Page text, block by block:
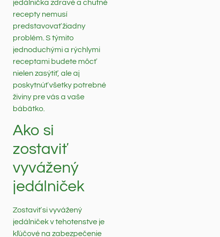
jedálnička zdravé a chutné
recepty nemusí
predstavovať žiadny
problém. S týmito
jednoduchými a rýchlymi
receptami budete môcť
nielen zasýtiť, ale aj
poskytnúť všetky potrebné
živiny pre vás a vaše
bábätko.
Ako si
zostaviť
vyvážený
jedálniček
Zostaviť si vyvážený
jedálniček v tehotenstve je
kľúčové na zabezpečenie